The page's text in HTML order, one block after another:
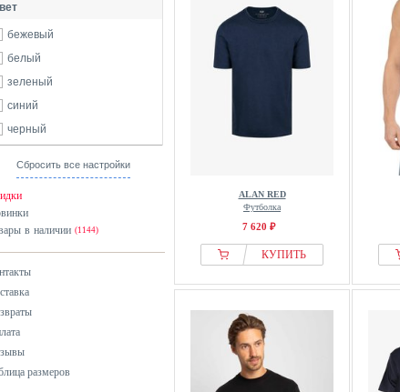
бежевый
белый
зеленый
синий
черный
Сбросить все настройки
в наличии (1144)
размеров
ALAN RED
Футболка
7 620 ₽
КУПИТЬ